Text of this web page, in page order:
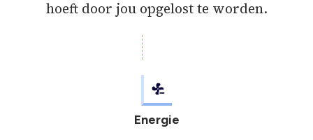
hoeft door jou opgelost te worden.
Energie